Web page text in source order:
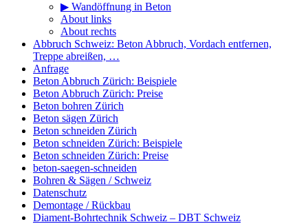
▶ Wandöffnung in Beton
About links
About rechts
Abbruch Schweiz: Beton Abbruch, Vordach entfernen,
Treppe abreißen, …
Anfrage
Beton Abbruch Zürich: Beispiele
Beton Abbruch Zürich: Preise
Beton bohren Zürich
Beton sägen Zürich
Beton schneiden Zürich
Beton schneiden Zürich: Beispiele
Beton schneiden Zürich: Preise
beton-saegen-schneiden
Bohren & Sägen / Schweiz
Datenschutz
Demontage / Rückbau
Diament-Bohrtechnik Schweiz – DBT Schweiz